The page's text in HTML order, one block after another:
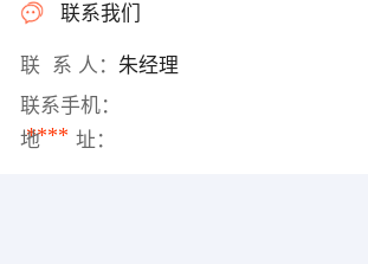
联系我们
联 系 人： 朱经理
联系手机：
****
地 址：